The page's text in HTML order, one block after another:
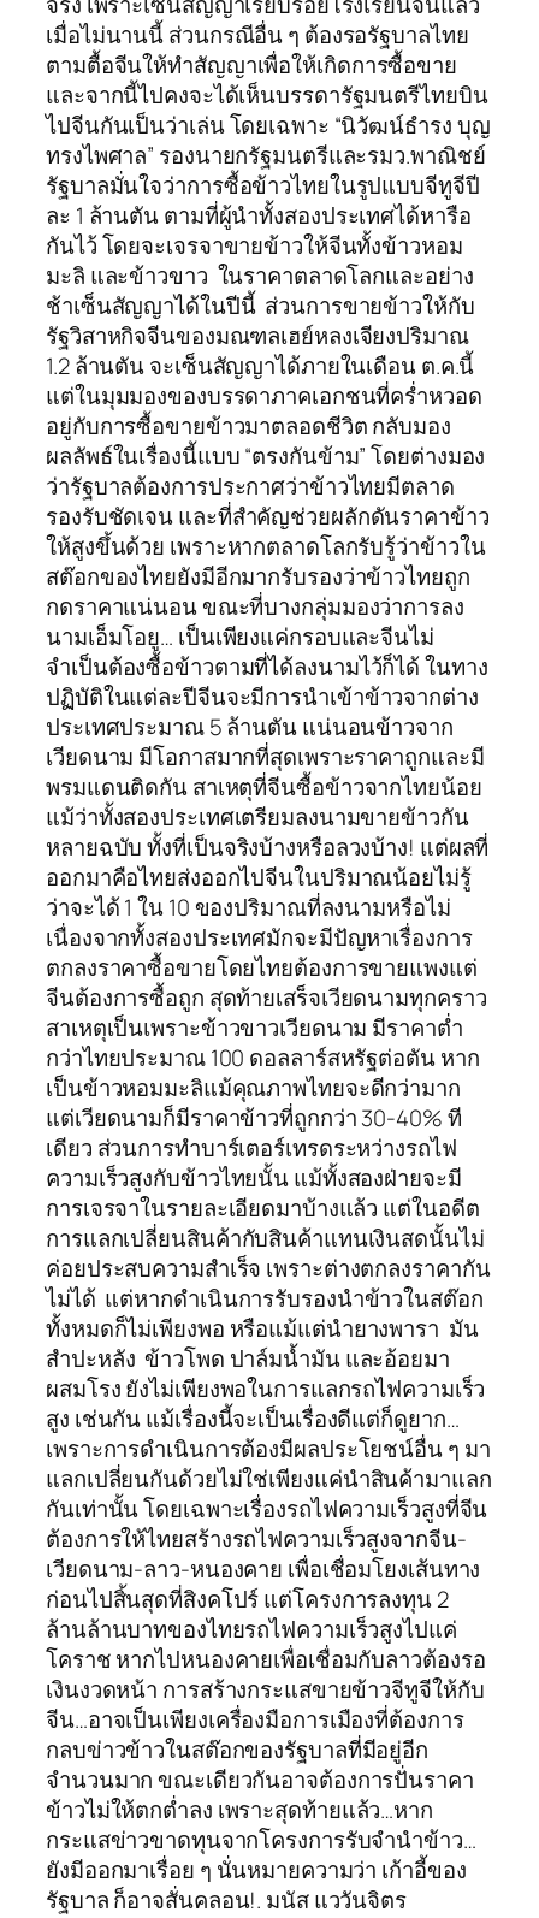
เมื่อไม่นานนี้ ส่วนกรณีอื่น ๆ ต้องรอรัฐบาลไทย
ตามตื้อจีนให้ทำสัญญาเพื่อให้เกิดการซื้อขาย
และจากนี้ไปคงจะได้เห็นบรรดารัฐมนตรีไทยบิน
ไปจีนกันเป็นว่าเล่น โดยเฉพาะ “นิวัฒน์ธำรง บุญ
ทรงไพศาล” รองนายกรัฐมนตรีและรมว.พาณิชย์
รัฐบาลมั่นใจว่าการซื้อข้าวไทยในรูปแบบจีทูจีปี
ละ 1 ล้านตัน ตามที่ผู้นำทั้งสองประเทศได้หารือ
กันไว้ โดยจะเจรจาขายข้าวให้จีนทั้งข้าวหอม
มะลิ และข้าวขาว ในราคาตลาดโลกและอย่าง
ช้าเซ็นสัญญาได้ในปีนี้ ส่วนการขายข้าวให้กับ
รัฐวิสาหกิจจีนของมณฑลเฮย์หลงเจียงปริมาณ
1.2 ล้านตัน จะเซ็นสัญญาได้ภายในเดือน ต.ค.นี้
แต่ในมุมมองของบรรดาภาคเอกชนที่คร่ำหวอด
อยู่กับการซื้อขายข้าวมาตลอดชีวิต กลับมอง
ผลลัพธ์ในเรื่องนี้แบบ “ตรงกันข้าม” โดยต่างมอง
ว่ารัฐบาลต้องการประกาศว่าข้าวไทยมีตลาด
รองรับชัดเจน และที่สำคัญช่วยผลักดันราคาข้าว
ให้สูงขึ้นด้วย เพราะหากตลาดโลกรับรู้ว่าข้าวใน
สต๊อกของไทยยังมีอีกมากรับรองว่าข้าวไทยถูก
กดราคาแน่นอน ขณะที่บางกลุ่มมองว่าการลง
นามเอ็มโอยู… เป็นเพียงแค่กรอบและจีนไม่
จำเป็นต้องซื้อข้าวตามที่ได้ลงนามไว้ก็ได้ ในทาง
ปฏิบัติในแต่ละปีจีนจะมีการนำเข้าข้าวจากต่าง
ประเทศประมาณ 5 ล้านตัน แน่นอนข้าวจาก
เวียดนาม มีโอกาสมากที่สุดเพราะราคาถูกและมี
พรมแดนติดกัน สาเหตุที่จีนซื้อข้าวจากไทยน้อย
แม้ว่าทั้งสองประเทศเตรียมลงนามขายข้าวกัน
หลายฉบับ ทั้งที่เป็นจริงบ้างหรือลวงบ้าง! แต่ผลที่
ออกมาคือไทยส่งออกไปจีนในปริมาณน้อยไม่รู้
ว่าจะได้ 1 ใน 10 ของปริมาณที่ลงนามหรือไม่
เนื่องจากทั้งสองประเทศมักจะมีปัญหาเรื่องการ
ตกลงราคาซื้อขายโดยไทยต้องการขายแพงแต่
จีนต้องการซื้อถูก สุดท้ายเสร็จเวียดนามทุกคราว
สาเหตุเป็นเพราะข้าวขาวเวียดนาม มีราคาต่ำ
กว่าไทยประมาณ 100 ดอลลาร์สหรัฐต่อตัน หาก
เป็นข้าวหอมมะลิแม้คุณภาพไทยจะดีกว่ามาก
แต่เวียดนามก็มีราคาข้าวที่ถูกกว่า 30-40% ที
เดียว ส่วนการทำบาร์เตอร์เทรดระหว่างรถไฟ
ความเร็วสูงกับข้าวไทยนั้น แม้ทั้งสองฝ่ายจะมี
การเจรจาในรายละเอียดมาบ้างแล้ว แต่ในอดีต
การแลกเปลี่ยนสินค้ากับสินค้าแทนเงินสดนั้นไม่
ค่อยประสบความสำเร็จ เพราะต่างตกลงราคากัน
ไม่ได้ แต่หากดำเนินการรับรองนำข้าวในสต๊อก
ทั้งหมดก็ไม่เพียงพอ หรือแม้แต่นำยางพารา มัน
สำปะหลัง ข้าวโพด ปาล์มน้ำมัน และอ้อยมา
ผสมโรง ยังไม่เพียงพอในการแลกรถไฟความเร็ว
สูง เช่นกัน แม้เรื่องนี้จะเป็นเรื่องดีแต่ก็ดูยาก…
เพราะการดำเนินการต้องมีผลประโยชน์อื่น ๆ มา
แลกเปลี่ยนกันด้วยไม่ใช่เพียงแค่นำสินค้ามาแลก
กันเท่านั้น โดยเฉพาะเรื่องรถไฟความเร็วสูงที่จีน
ต้องการให้ไทยสร้างรถไฟความเร็วสูงจากจีน-
เวียดนาม-ลาว-หนองคาย เพื่อเชื่อมโยงเส้นทาง
ก่อนไปสิ้นสุดที่สิงคโปร์ แต่โครงการลงทุน 2
ล้านล้านบาทของไทยรถไฟความเร็วสูงไปแค่
โคราช หากไปหนองคายเพื่อเชื่อมกับลาวต้องรอ
เงินงวดหน้า การสร้างกระแสขายข้าวจีทูจีให้กับ
จีน…อาจเป็นเพียงเครื่องมือการเมืองที่ต้องการ
กลบข่าวข้าวในสต๊อกของรัฐบาลที่มีอยู่อีก
จำนวนมาก ขณะเดียวกันอาจต้องการปั่นราคา
ข้าวไม่ให้ตกต่ำลง เพราะสุดท้ายแล้ว…หาก
กระแสข่าวขาดทุนจากโครงการรับจำนำข้าว…
ยังมีออกมาเรื่อย ๆ นั่นหมายความว่า เก้าอี้ของ
รัฐบาล ก็อาจสั่นคลอน!. มนัส แววันจิตร